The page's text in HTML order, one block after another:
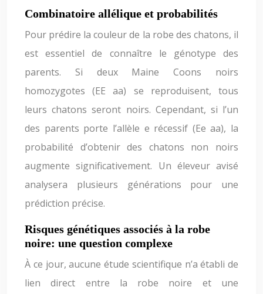
Combinatoire allélique et probabilités
Pour prédire la couleur de la robe des chatons, il
est essentiel de connaître le génotype des
parents. Si deux Maine Coons noirs
homozygotes (EE aa) se reproduisent, tous
leurs chatons seront noirs. Cependant, si l’un
des parents porte l’allèle e récessif (Ee aa), la
probabilité d’obtenir des chatons non noirs
augmente significativement. Un éleveur avisé
analysera plusieurs générations pour une
prédiction précise.
Risques génétiques associés à la robe
noire: une question complexe
À ce jour, aucune étude scientifique n’a établi de
lien direct entre la robe noire et une